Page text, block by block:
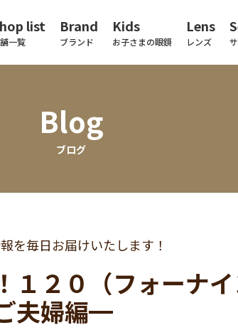
list
一覧
Brand
ブランド
Kids
お子さまの眼鏡
Lens
レンズ
Blog
ブログ
を毎日お届けいたします！
１２０（フォーナ
夫婦編━